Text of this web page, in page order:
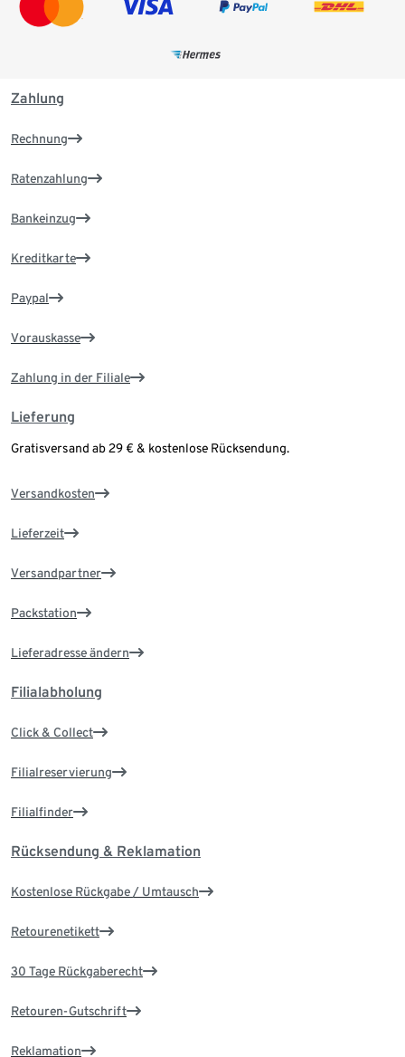
Zahlung
Rechnung
Ratenzahlung
Bankeinzug
Kreditkarte
Paypal
Vorauskasse
Zahlung in der Filiale
Lieferung
Gratisversand ab 29 € & kostenlose Rücksendung.
Versandkosten
Lieferzeit
Versandpartner
Packstation
Lieferadresse ändern
Filialabholung
Click & Collect
Filialreservierung
Filialfinder
Rücksendung & Reklamation
Kostenlose Rückgabe / Umtausch
Retourenetikett
30 Tage Rückgaberecht
Retouren-Gutschrift
Reklamation